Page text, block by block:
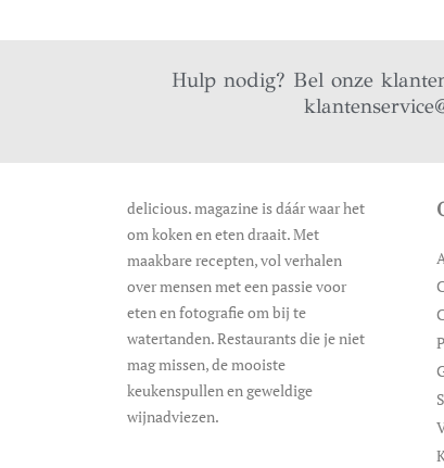
Hulp nodig? Bel onze
delicious. magazine is dáár waar het
om koken en eten draait. Met
maakbare recepten, vol verhalen
over mensen met een passie voor
eten en fotografie om bij te
watertanden. Restaurants die je niet
mag missen, de mooiste
keukenspullen en geweldige
wijnadviezen.